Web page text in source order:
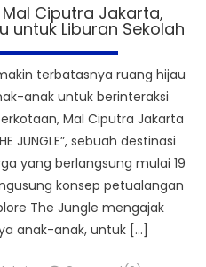
Ciputra Jakarta,
untuk Liburan Sekolah
terbatasnya ruang hijau
anak untuk berinteraksi
Mal Ciputra Jakarta
JUNGLE”, sebuah destinasi
yang berlangsung mulai 19
konsep petualangan
The Jungle mengajak
anak-anak, untuk […]